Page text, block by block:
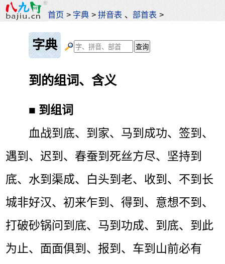
首页 > 字典 >拼音表 、部首表 >
字典
到的组词、含义
■ 到组词
血战到底、到家、马到成功、签到、
遇到、迟到、春蚕到死丝方尽、坚持到
底、水到渠成、白头到老、收到、不到长
城非好汉、初来乍到、得到、意想不到、
打破砂锅问到底、马到功成、到底、到此
为止、面面俱到、报到、车到山前必有